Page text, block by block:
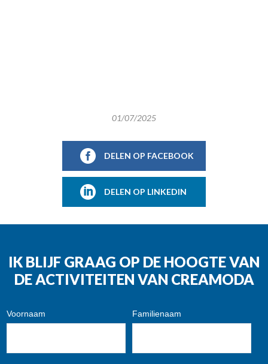
01/07/2025
DELEN OP FACEBOOK
DELEN OP LINKEDIN
IK BLIJF GRAAG OP DE HOOGTE VAN
DE ACTIVITEITEN VAN CREAMODA
Voornaam Familienaam